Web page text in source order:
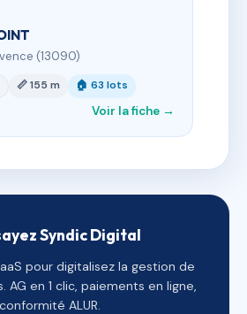
(13090)
📏 155 m 🏠 63 lots
Voir la fiche →
Syndic Digital
pour digitalisez la gestion de
AG en 1 clic, paiements en ligne,
conformité ALUR.